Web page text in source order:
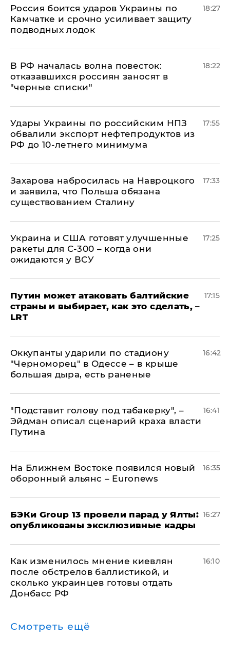
Россия боится ударов Украины по
Камчатке и срочно усиливает защиту
подводных лодок
18:27
​В РФ началась волна повесток:
отказавшихся россиян заносят в
"черные списки"
18:22
Удары Украины по российским НПЗ
обвалили экспорт нефтепродуктов из
РФ до 10-летнего минимума
17:55
​Захарова набросилась на Навроцкого
и заявила, что Польша обязана
существованием Сталину
17:33
Украина и США готовят улучшенные
ракеты для С-300 – когда они
ожидаются у ВСУ
17:25
Путин может атаковать балтийские
страны и выбирает, как это сделать, –
LRT
17:15
Оккупанты ударили по стадиону
"Черноморец" в Одессе – в крыше
большая дыра, есть раненые
16:42
​"Подставит голову под табакерку", –
Эйдман описал сценарий краха власти
Путина
16:41
На Ближнем Востоке появился новый
оборонный альянс – Euronews
16:35
​БЭКи Group 13 провели парад у Ялты:
опубликованы эксклюзивные кадры
16:27
Как изменилось мнение киевлян
после обстрелов баллистикой, и
сколько украинцев готовы отдать
Донбасс РФ
16:10
Смотреть ещё